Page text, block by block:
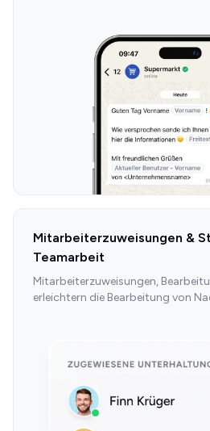
Mitarbeiterzuweisungen &
Teamarbeit
Mitarbeiterzuweisungen,
erleichtern die Bearbeitung von